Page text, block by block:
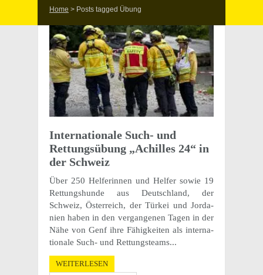
Home > Posts tagged Übung
Inter­na­tio­nale Such- und
Rettungs­übung „Achil­les 24“ in
der Schweiz
Über 250 Helfe­rin­nen und Helfer sowie 19
Rettungs­hunde aus Deutsch­land, der
Schweiz, Öster­reich, der Türkei und Jorda­
nien haben in den vergan­ge­nen Tagen in der
Nähe von Genf ihre Fähig­kei­ten als inter­na­
tio­nale Such- und Rettungs­teams...
WEITERLESEN